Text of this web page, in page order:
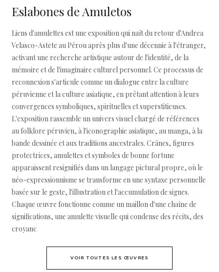
Eslabones de Amuletos
Liens d'amulettes est une exposition qui naît du retour d'Andrea
Velasco-Astete au Pérou après plus d'une décennie à l'étranger,
activant une recherche artistique autour de l'identité, de la
mémoire et de l'imaginaire culturel personnel. Ce processus de
reconnexion s'articule comme un dialogue entre la culture
péruvienne et la culture asiatique, en prêtant attention à leurs
convergences symboliques, spirituelles et superstitieuses.
L'exposition rassemble un univers visuel chargé de références
au folklore péruvien, à l'iconographie asiatique, au manga, à la
bande dessinée et aux traditions ancestrales. Crânes, figures
protectrices, amulettes et symboles de bonne fortune
apparaissent resignifiés dans un langage pictural propre, où le
néo-expressionnisme se transforme en une syntaxe personnelle
basée sur le geste, l'illustration et l'accumulation de signes.
Chaque œuvre fonctionne comme un maillon d'une chaîne de
significations, une amulette visuelle qui condense des récits, des
croyanc
VOIR TOUTES LES ŒUVRES